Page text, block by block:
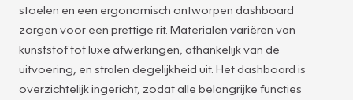
stoelen en een ergonomisch ontworpen dashboard
zorgen voor een prettige rit. Materialen variëren van
kunststof tot luxe afwerkingen, afhankelijk van de
uitvoering, en stralen degelijkheid uit. Het dashboard is
overzichtelijk ingericht, zodat alle belangrijke functies